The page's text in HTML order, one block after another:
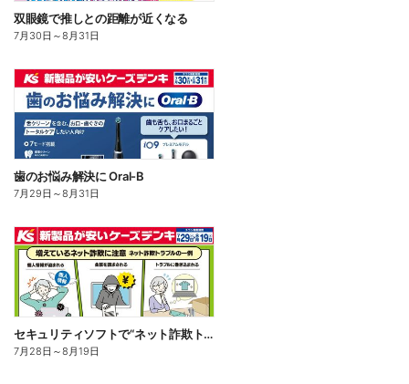
双眼鏡で推しとの距離が近くなる
7月30日 ～8月31日
歯のお悩み解決に Oral-B
7月29日 ～8月31日
セキュリティソフトで“ネット詐欺トラブル”から守る!
7月28日 ～8月19日